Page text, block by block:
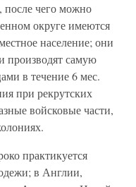
после чего можно
округе имеются
население; они
производят самую
в течение 6 мес.
при рекрутских
войсковые части,
практикуется
в Англии,